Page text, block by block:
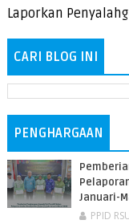
Laporkan
CARI BLOG INI
PENGHARGAAN
Januari-
PPID